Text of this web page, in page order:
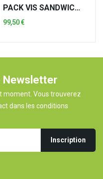
PACK VIS SANDWICH 40
99,50 €
Newsletter
moment. Vous trouverez
dans les conditions